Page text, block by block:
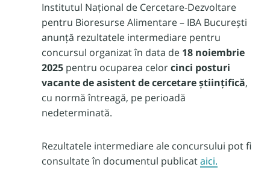
Institutul Național de Cercetare-Dezvoltare
pentru Bioresurse Alimentare – IBA București
anunță rezultatele intermediare pentru
concursul organizat în data de 18 noiembrie
2025pentru ocuparea celorcinci posturi
vacante de asistent de cercetare științifică,
cu normă întreagă, pe perioadă
nedeterminată.
Rezultatele intermediare ale concursului pot fi
consultate în documentul publicataici.